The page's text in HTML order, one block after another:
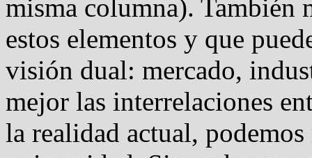
misma columna). También
estos elementos y que
visión dual: mercado,
mejor las interrelaciones
la realidad actual,